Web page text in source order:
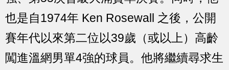
也是自1974年 Ken Rosewall 之後，公開
賽年代以來第二位以39歲（或以上）高齡
闖進溫網男單4強的球員。他將繼續尋求生